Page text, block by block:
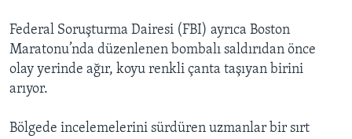
Federal Soruşturma Dairesi (FBI) ayrıca Boston
Maratonu’nda düzenlenen bombalı saldırıdan önce
olay yerinde ağır, koyu renkli çanta taşıyan birini
arıyor.
Bölgede incelemelerini sürdüren uzmanlar bir sırt